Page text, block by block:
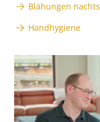
Blähungen nachts
Handhygiene